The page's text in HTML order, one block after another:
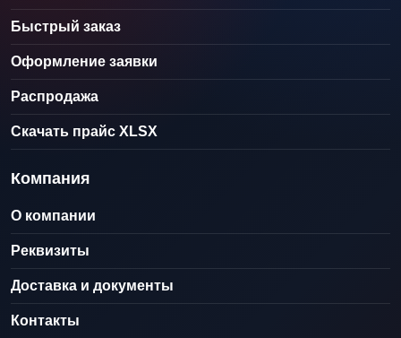
Быстрый заказ
Оформление заявки
Распродажа
Скачать прайс XLSX
Компания
О компании
Реквизиты
Доставка и документы
Контакты